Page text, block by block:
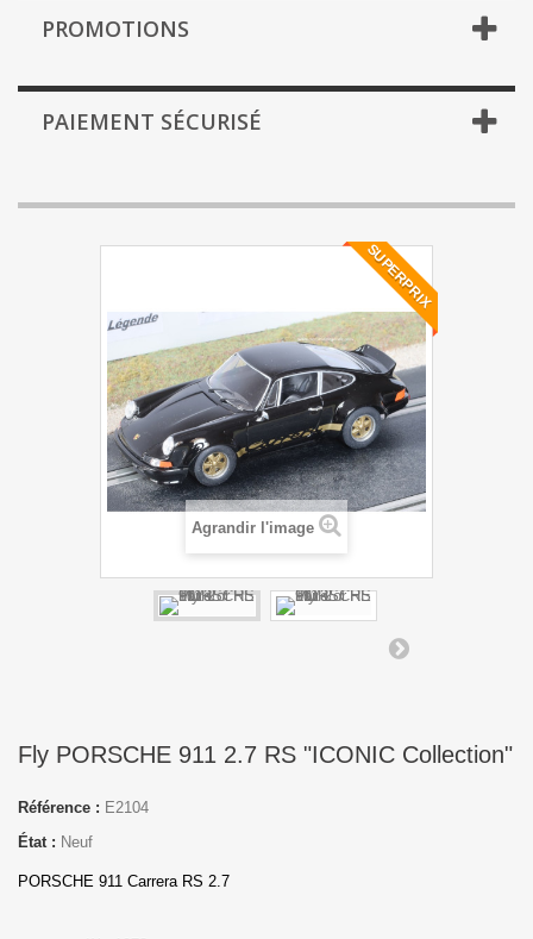
PROMOTIONS
PAIEMENT SÉCURISÉ
SUPERPRIX
Agrandir l'image
Fly PORSCHE 911 2.7 RS "ICONIC Collection"
Référence : E2104
État : Neuf
PORSCHE 911 Carrera RS 2.7